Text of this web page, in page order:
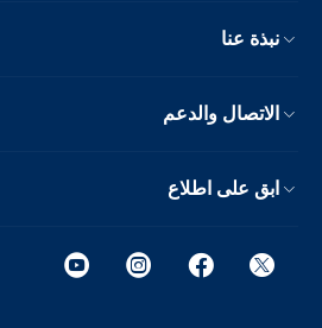
نبذة عنا
الاتصال والدعم
ابق على اطلاع